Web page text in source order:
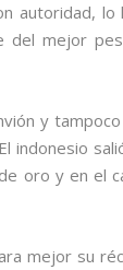
autoridad,
del mejor
y
indonesio
oro y en el
mejor su